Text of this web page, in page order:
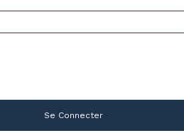
Se Connecter